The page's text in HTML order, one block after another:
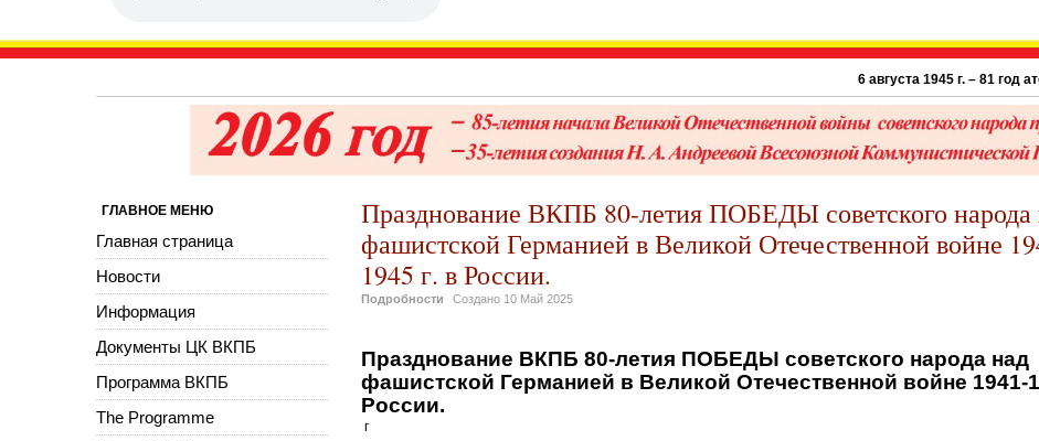
6 августа 1945 г. – 81 год атомной
Празднование ВКПБ 80-летия ПОБЕДЫ советского народа
фашистской Германией в Великой Отечественной войне
1945 г. в России.
Подробности Создано 10 Май 2025
Празднование ВКПБ 80-летия ПОБЕДЫ советского народа над
фашистской Германией в Великой Отечественной войне 1941-
России.
г
ГЛАВНОЕ МЕНЮ
Главная страница
Новости
Информация
Документы ЦК ВКПБ
Программа ВКПБ
The Programme